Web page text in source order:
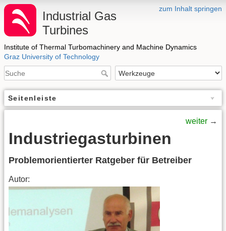
zum Inhalt springen
Industrial Gas
Turbines
Institute of Thermal Turbomachinery and Machine Dynamics
Graz University of Technology
Seitenleiste
weiter →
Industriegasturbinen
Problemorientierter Ratgeber für Betreiber
Autor: